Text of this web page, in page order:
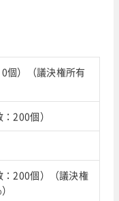
個）（議決権所有
200個）
200個）（議決権